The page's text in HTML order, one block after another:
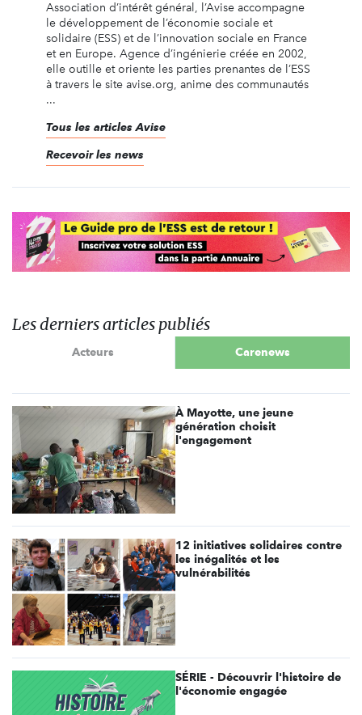
Association d’intérêt général, l’Avise accompagne
le développement de l’économie sociale et
solidaire (ESS) et de l’innovation sociale en France
et en Europe. Agence d’ingénierie créée en 2002,
elle outille et oriente les parties prenantes de l’ESS
à travers le site avise.org, anime des communautés
...
Tous les articles Avise
Recevoir les news
Les derniers articles publiés
Acteurs Carenews
À Mayotte, une jeune
génération choisit
l'engagement
12 initiatives solidaires contre
les inégalités et les
vulnérabilités
SÉRIE - Découvrir l'histoire de
l'économie engagée